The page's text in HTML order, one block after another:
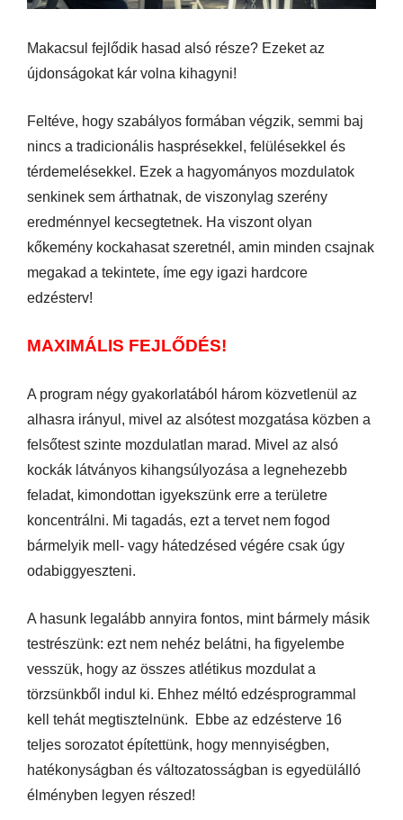
Makacsul fejlődik hasad alsó része? Ezeket az
újdonságokat kár volna kihagyni!
Feltéve, hogy szabályos formában végzik, semmi baj
nincs a tradicionális hasprésekkel, felülésekkel és
térdemelésekkel. Ezek a hagyományos mozdulatok
senkinek sem árthatnak, de viszonylag szerény
eredménnyel kecsegtetnek. Ha viszont olyan
kőkemény kockahasat szeretnél, amin minden csajnak
megakad a tekintete, íme egy igazi hardcore
edzésterv!
MAXIMÁLIS FEJLŐDÉS!
A program négy gyakorlatából három közvetlenül az
alhasra irányul, mivel az alsótest mozgatása közben a
felsőtest szinte mozdulatlan marad. Mivel az alsó
kockák látványos kihangsúlyozása a legnehezebb
feladat, kimondottan igyekszünk erre a területre
koncentrálni. Mi tagadás, ezt a tervet nem fogod
bármelyik mell- vagy hátedzésed végére csak úgy
odabiggyeszteni.
A hasunk legalább annyira fontos, mint bármely másik
testrészünk: ezt nem nehéz belátni, ha figyelembe
vesszük, hogy az összes atlétikus mozdulat a
törzsünkből indul ki. Ehhez méltó edzésprogrammal
kell tehát megtisztelnünk. Ebbe az edzésterve 16
teljes sorozatot építettünk, hogy mennyiségben,
hatékonyságban és változatosságban is egyedülálló
élményben legyen részed!